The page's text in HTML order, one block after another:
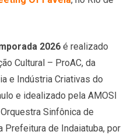
2026 é realizado
Cultural – ProAC, da
e Indústria Criativas do
e idealizado pela AMOSI
Sinfônica de
Prefeitura de Indaiatuba, por